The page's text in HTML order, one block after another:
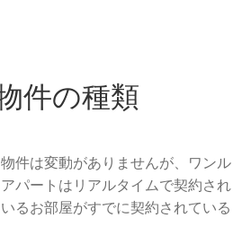
物件の種類
件は変動がありませんが、ワンル
パートはリアルタイムで契約され
るお部屋がすでに契約されている